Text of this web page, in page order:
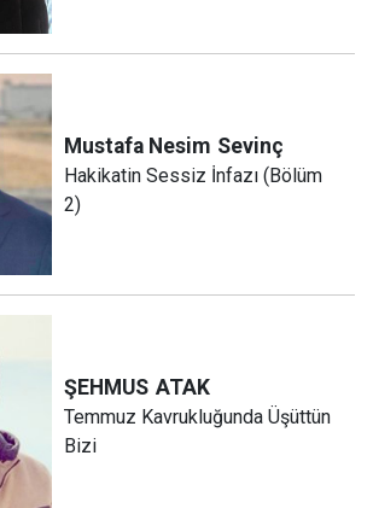
Mustafa Nesim Sevinç
Hakikatin Sessiz İnfazı (Bölüm
2)
ŞEHMUS ATAK
Temmuz Kavrukluğunda Üşüttün
Bizi